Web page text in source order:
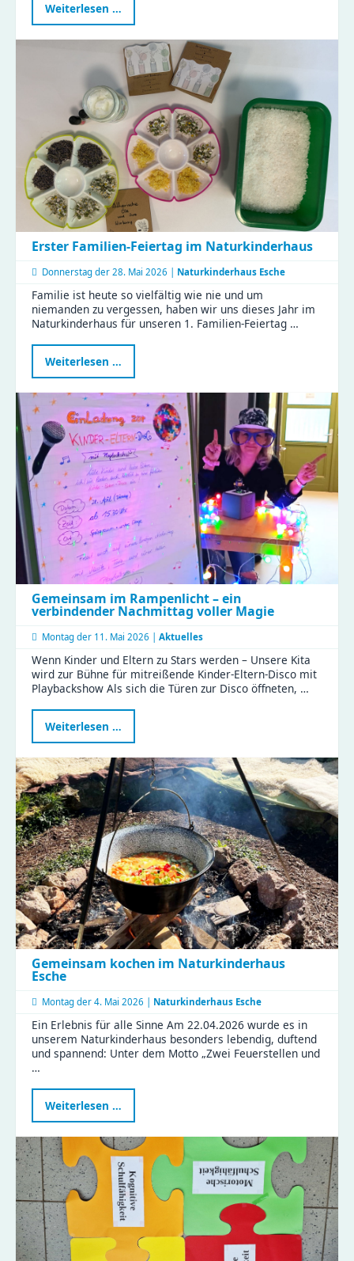
Weiterlesen …
Fortbildung
stärkt
Familienrat
in
Chemnitz
–
KJF-
Fachkräfte
starten
weiter
durch
Erster Familien-Feiertag im Naturkinderhaus
Donnerstag der 28. Mai 2026 | Naturkinderhaus Esche
Familie ist heute so vielfältig wie nie und um
niemanden zu vergessen, haben wir uns dieses Jahr im
Naturkinderhaus für unseren 1. Familien-Feiertag …
Weiterlesen …
Familien-
Naturkinderhaus
Gemeinsam im Rampenlicht – ein
verbindender Nachmittag voller Magie
Montag der 11. Mai 2026 | Aktuelles
Wenn Kinder und Eltern zu Stars werden – Unsere Kita
wird zur Bühne für mitreißende Kinder-Eltern-Disco mit
Playbackshow Als sich die Türen zur Disco öffneten, …
Weiterlesen …
im
Rampenlicht
–
ein
verbindender
Nachmittag
voller
Magie
Gemeinsam kochen im Naturkinderhaus
Esche
Montag der 4. Mai 2026 | Naturkinderhaus Esche
Ein Erlebnis für alle Sinne Am 22.04.2026 wurde es in
unserem Naturkinderhaus besonders lebendig, duftend
und spannend: Unter dem Motto „Zwei Feuerstellen und
…
Weiterlesen …
kochen
im
Naturkinderhaus
Esche